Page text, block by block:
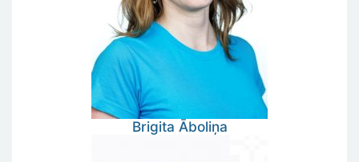
Brigita Āboliņa